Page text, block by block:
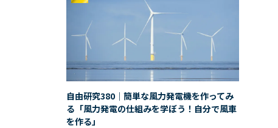
自由研究380｜簡単な風力発電機を作ってみ
る「風力発電の仕組みを学ぼう！自分で風車
を作る」